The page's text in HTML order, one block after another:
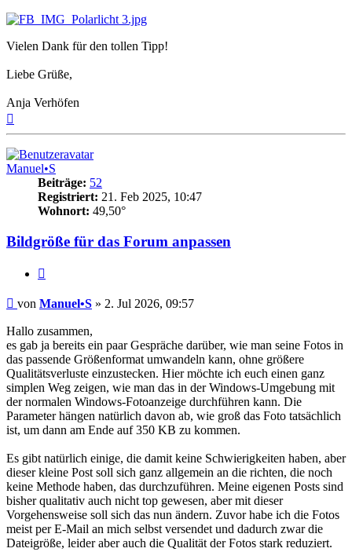
Vielen Dank für den tollen Tipp!
Liebe Grüße,
Anja Verhöfen
Manuel•S
Beiträge: 52
Registriert: 21. Feb 2025, 10:47
Wohnort: 49,50°
Bildgröße für das Forum anpassen
Beitrag
von Manuel•S » 2. Jul 2026, 09:57
Hallo zusammen,
es gab ja bereits ein paar Gespräche darüber, wie man seine Fotos in
das passende Größenformat umwandeln kann, ohne größere
Qualitätsverluste einzustecken. Hier möchte ich euch einen ganz
simplen Weg zeigen, wie man das in der Windows-Umgebung mit
der normalen Windows-Fotoanzeige durchführen kann. Die
Parameter hängen natürlich davon ab, wie groß das Foto tatsächlich
ist, um dann am Ende auf 350 KB zu kommen.
Es gibt natürlich einige, die damit keine Schwierigkeiten haben, aber
dieser kleine Post soll sich ganz allgemein an die richten, die noch
keine Methode haben, das durchzuführen. Meine eigenen Posts sind
bisher qualitativ auch nicht top gewesen, aber mit dieser
Vorgehensweise soll sich das nun ändern. Zuvor habe ich die Fotos
meist per E-Mail an mich selbst versendet und dadurch zwar die
Dateigröße, leider aber auch die Qualität der Fotos stark reduziert.